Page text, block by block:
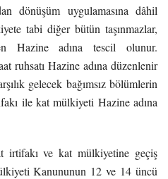
dönüşüm uygulamasına dâhil
tabi diğer bütün taşınmazlar,
Hazine adına tescil olunur.
ruhsatı Hazine adına düzenlenir
gelecek bağımsız bölümlerin
ile kat mülkiyeti Hazine adına
irtifakı ve kat mülkiyetine geçiş
Kanununun 12 ve 14 üncü